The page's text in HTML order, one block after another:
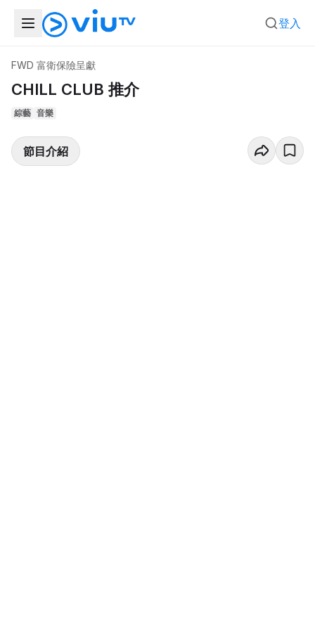
登入
FWD 富衛保險呈獻
CHILL CLUB 推介
綜藝 音樂
節目介紹